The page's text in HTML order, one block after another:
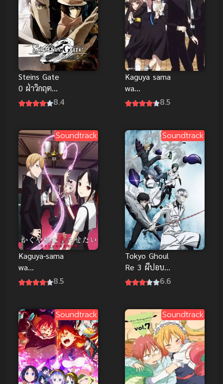
Steins Gate
0 ฝ่าวิกฤต
พิชิตกาลเวลา
8.4
Kaguya sama
wa
Kokurasetai
ซะดีๆ ภาค 2
8.5
Soundtrack
Kaguya-sama
wa
Kokurasetai
ดีๆ ภาค 1
8.5
Soundtrack
Tokyo Ghoul
Re 3 ผีปอบ
โตเกียว ภาค6.6
Soundtrack Soundtrack